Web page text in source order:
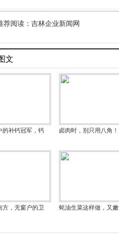
荐阅读： 吉林企业新闻网
文
的补钙冠军，钙 卤肉时，别只用八角！
方，无窗户的卫 蚝油生菜这样做，又嫩